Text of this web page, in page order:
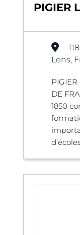
PIGIER
Lens,
DE
1850